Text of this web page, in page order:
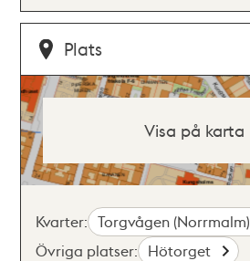
Plats
Visa på karta
Kvarter: Torgvågen (Norrmalm)
Övriga platser: Hötorget